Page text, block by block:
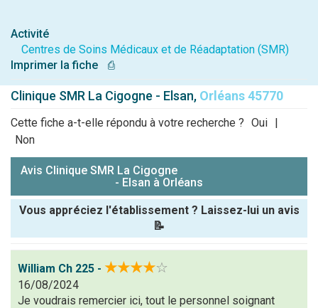
Activité
Centres de Soins Médicaux et de Réadaptation (SMR)
Imprimer la fiche
⎙
Clinique SMR La Cigogne - Elsan, Orléans 45770
Cette fiche a-t-elle répondu à votre recherche ? Oui |
Non
Avis Clinique SMR La Cigogne
- Elsan à Orléans
Vous appréciez l'établissement ? Laissez-lui un avis
📝
Note que vous souhaitez attribuer :
William Ch 225 - ★★★★☆
16/08/2024
Je voudrais remercier ici, tout le personnel soignant